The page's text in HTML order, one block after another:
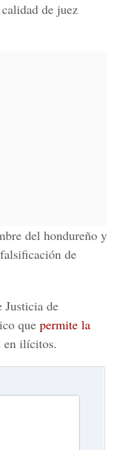
de juez
del hondureño y
de
Justicia de
que permite la
en ilícitos.